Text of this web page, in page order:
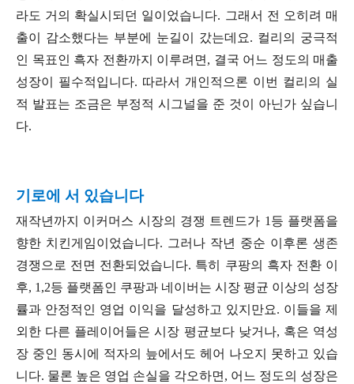
라도 거의 확실시되던 일이었습니다. 그래서 전 오히려 매
출이 감소했다는 부분에 눈길이 갔는데요. 컬리의 궁극적
인 목표인 흑자 전환까지 이루려면, 결국 어느 정도의 매출
성장이 필수적입니다. 따라서 개인적으론 이번 컬리의 실
적 발표는 조금은 부정적 시그널을 준 것이 아닌가 싶습니
다.
기로에 서 있습니다
재작년까지 이커머스 시장의 경쟁 트렌드가 1등 플랫폼을
향한 치킨게임이었습니다. 그러나 작년 중순 이후론 생존
경쟁으로 전면 전환되었습니다. 특히 쿠팡의 흑자 전환 이
후, 1,2등 플랫폼인 쿠팡과 네이버는 시장 평균 이상의 성장
률과 안정적인 영업 이익을 달성하고 있지만요. 이들을 제
외한 다른 플레이어들은 시장 평균보다 낮거나, 혹은 역성
장 중인 동시에 적자의 늪에서도 헤어 나오지 못하고 있습
니다. 물론 높은 영업 손실을 각오하면, 어느 정도의 성장은